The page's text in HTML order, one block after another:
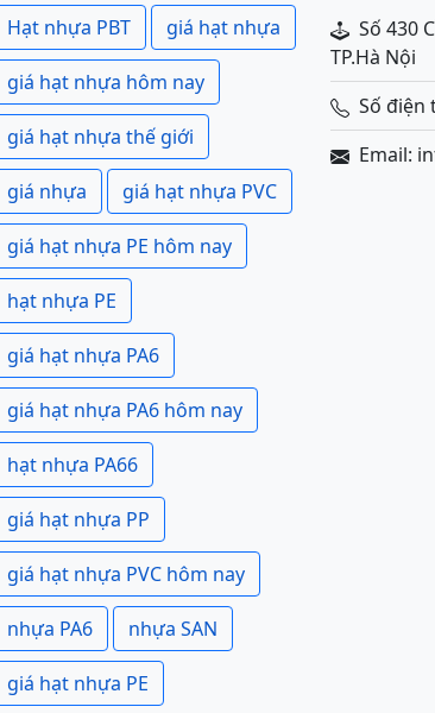
Hạt nhựa PBT giá hạt nhựa
giá hạt nhựa hôm nay
giá hạt nhựa thế giới
giá nhựa giá hạt nhựa PVC
giá hạt nhựa PE hôm nay
hạt nhựa PE
giá hạt nhựa PA6
giá hạt nhựa PA6 hôm nay
hạt nhựa PA66
giá hạt nhựa PP
giá hạt nhựa PVC hôm nay
nhựa PA6 nhựa SAN
giá hạt nhựa PE
Số 430
TP.Hà Nội
Số điện
Email: